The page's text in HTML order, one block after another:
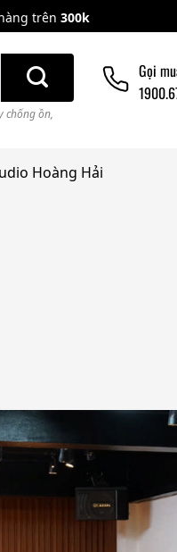
trên 300k
chống ồn,
Gọi
Hoàng Hải